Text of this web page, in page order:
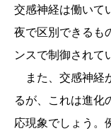
交感神経は働いて
夜で区別できるも
ンスで制御されて
また、交感神経
るが、これは進化
応現象でしょう。